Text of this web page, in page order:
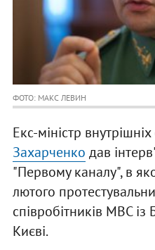
ФОТО: МАКС ЛЕВИН
Екс-міністр
Захарченко дав
"Первому каналу", в
лютого
співробітників МВС
Києві.